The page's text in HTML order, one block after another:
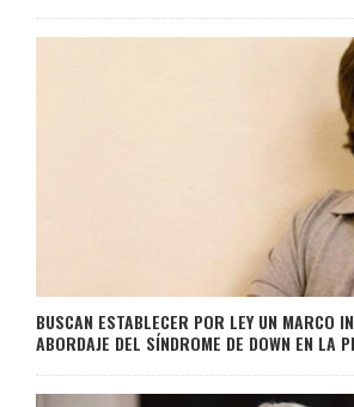
BUSCAN ESTABLECER POR LEY UN MARCO
ABORDAJE DEL SÍNDROME DE DOWN EN LA